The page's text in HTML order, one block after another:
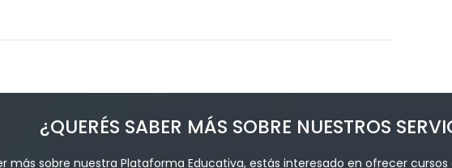
¿QUERÉS SABER MÁS SOBRE NUESTROS
más sobre nuestra Plataforma Educativa, estás interesado en ofrecer